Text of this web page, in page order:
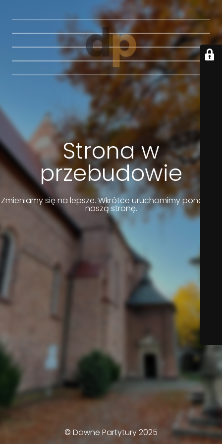
Strona w
przebudowie
Zmieniamy się na lepsze. Wkrótce uruchomimy ponownie
naszą stronę.
© Dawne Partytury 2025